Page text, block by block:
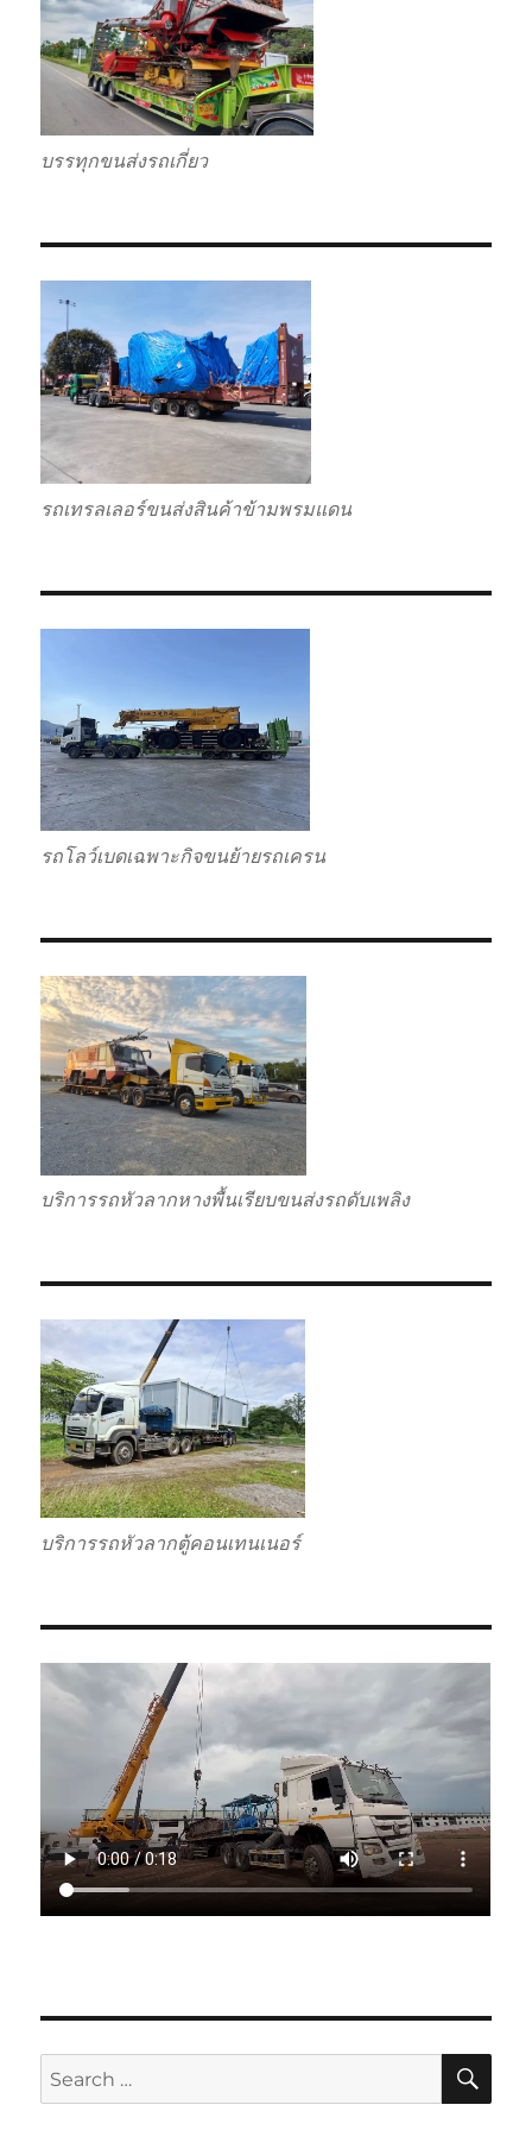
บรรทุกขนส่งรถเกี่ยว
รถเทรลเลอร์ขนส่งสินค้าข้ามพรมแดน
รถโลว์เบดเฉพาะกิจขนย้ายรถเครน
บริการรถหัวลากหางพื้นเรียบขนส่งรถดับเพลิง
บริการรถหัวลากตู้คอนเทนเนอร์
Search
for: